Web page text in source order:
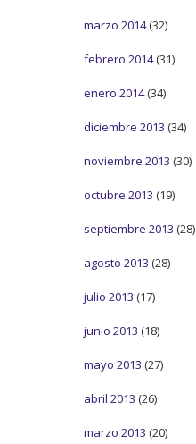
marzo 2014(32)
febrero 2014(31)
enero 2014(34)
diciembre 2013 (34)
noviembre 2013 (30)
octubre 2013 (19)
septiembre 2013 (28)
agosto 2013 (28)
julio 2013 (17)
junio 2013 (18)
mayo 2013 (27)
abril 2013 (26)
marzo 2013 (20)